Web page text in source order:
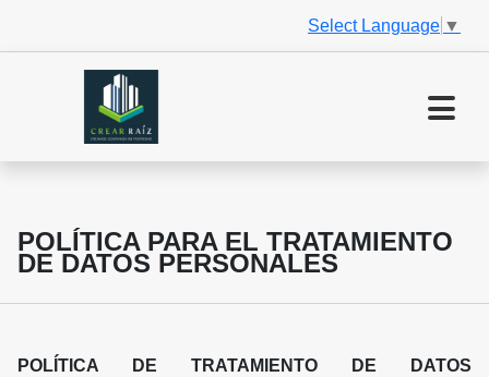
Select Language ▼
POLÍTICA PARA EL TRATAMIENTO
DE DATOS PERSONALES
POLÍTICA DE TRATAMIENTO DE DATOS